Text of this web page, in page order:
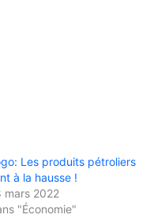
Les produits pétroliers
à la hausse !
mars 2022
"Économie"